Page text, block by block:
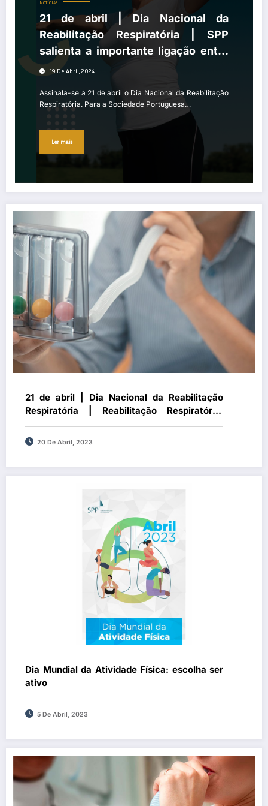
NOTÍCIAS
21 de abril | Dia Nacional da
Reabilitação Respiratória | SPP
salienta a importante ligação entre
saúde, desporto, liberdade e
19 De Abril, 2024
Assinala-se a 21 de abril o Dia Nacional da Reabilitação
Respiratória. Para a Sociedade Portuguesa…
Ler mais
21 de abril | Dia Nacional da Reabilitação
Respiratória | Reabilitação Respiratória:
apesar dos benefícios clínicos evidentes,
doentes continuam sem beneficiar deste
20 De Abril, 2023
Dia Mundial da Atividade Física: escolha ser
ativo
5 De Abril, 2023